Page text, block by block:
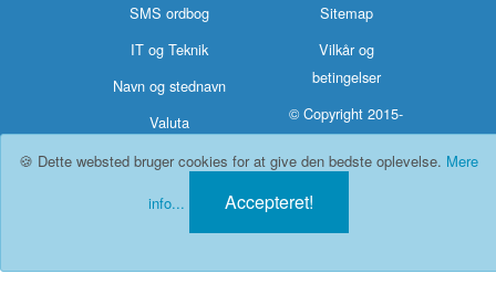
SMS ordbog
IT og Teknik
Navn og stednavn
Valuta
Sitemap
Vilkår og
betingelser
© Copyright 2015-
2026 Hvad-
Betyder.dk
🍪 Dette websted bruger cookies for at give den bedste oplevelse. Mere
info...
Accepteret!